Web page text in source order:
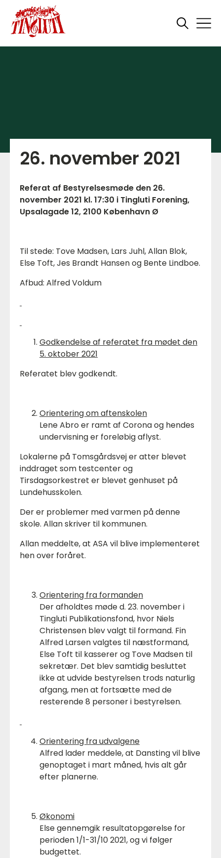
26. november 2021
Referat af Bestyrelsesmøde den 26.
november 2021 kl. 17:30 i Tingluti Forening,
Upsalagade 12, 2100 København Ø
Til stede: Tove Madsen, Lars Juhl, Allan Blok,
Else Toft, Jes Brandt Hansen og Bente Lindboe.
Afbud: Alfred Voldum
Godkendelse af referatet fra mødet den
5. oktober 2021
Referatet blev godkendt.
Orientering om aftenskolen
Lene Abro er ramt af Corona og hendes
undervisning er foreløbig aflyst.
Lokalerne på Tomsgårdsvej er atter blevet
inddraget som testcenter og
Tirsdagsorkestret er blevet genhuset på
Lundehusskolen.
Der er problemer med varmen på denne
skole. Allan skriver til kommunen.
Allan meddelte, at ASA vil blive implementeret
hen over foråret.
Orientering fra formanden
Der afholdtes møde d. 23. november i
Tingluti Publikationsfond, hvor Niels
Christensen blev valgt til formand. Fin
Alfred Larsen valgtes til næstformand,
Else Toft til kasserer og Tove Madsen til
sekretær. Det blev samtidig besluttet
ikke at udvide bestyrelsen trods naturlig
afgang, men at fortsætte med de
resterende 8 personer i bestyrelsen.
Orientering fra udvalgene
Alfred lader meddele, at Dansting vil blive
genoptaget i mart måned, hvis alt går
efter planerne.
Økonomi
Else gennemgik resultatopgørelse for
perioden 1/1-31/10 2021, og vi følger
budgettet.